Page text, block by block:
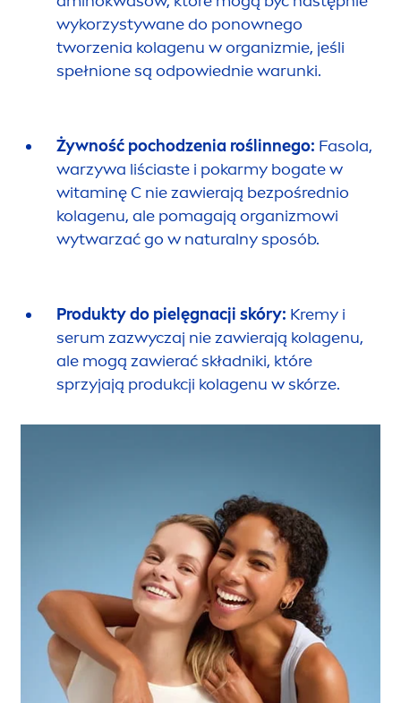
wykorzystywane do ponownego
tworzenia kolagenu w organizmie, jeśli
spełnione są odpowiednie warunki.
Żywność pochodzenia roślinnego: Fasola,
warzywa liściaste i pokarmy bogate w
witaminę C nie zawierają bezpośrednio
kolagenu, ale pomagają organizmowi
wytwarzać go w naturalny sposób.
Produkty do pielęgnacji skóry: Kremy i
serum zazwyczaj nie zawierają kolagenu,
ale mogą zawierać składniki, które
sprzyjają produkcji kolagenu w skórze.